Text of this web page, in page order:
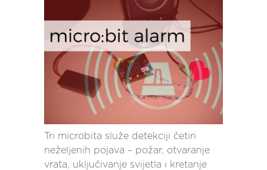
Tri microbita služe detekciji četiri
neželjenih pojava – požar, otvaranje
vrata, uključivanje svijetla i kretanje